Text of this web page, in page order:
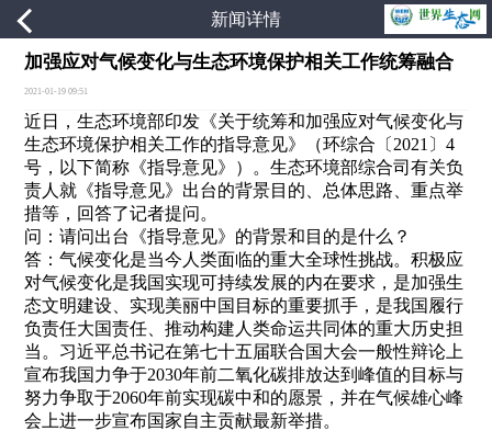
新闻详情
加强应对气候变化与生态环境保护相关工作统筹融合
2021-01-19 09:51
近日，生态环境部印发《关于统筹和加强应对气候变化与
生态环境保护相关工作的指导意见》（环综合〔2021〕4
号，以下简称《指导意见》）。生态环境部综合司有关负
责人就《指导意见》出台的背景目的、总体思路、重点举
措等，回答了记者提问。
问：请问出台《指导意见》的背景和目的是什么？
答：气候变化是当今人类面临的重大全球性挑战。积极应
对气候变化是我国实现可持续发展的内在要求，是加强生
态文明建设、实现美丽中国目标的重要抓手，是我国履行
负责任大国责任、推动构建人类命运共同体的重大历史担
当。习近平总书记在第七十五届联合国大会一般性辩论上
宣布我国力争于2030年前二氧化碳排放达到峰值的目标与
努力争取于2060年前实现碳中和的愿景，并在气候雄心峰
会上进一步宣布国家自主贡献最新举措。